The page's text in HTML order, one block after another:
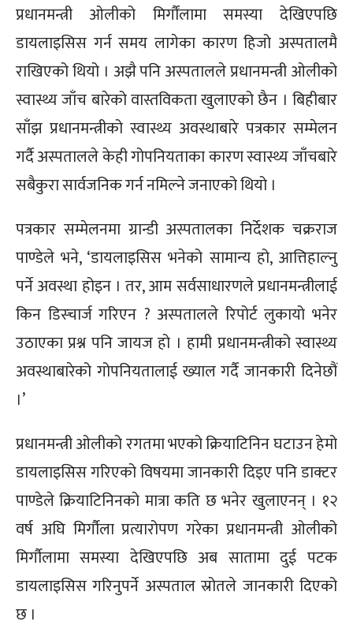
प्रधानमन्त्री ओलीको मिर्गौंलामा समस्या देखिएपछि
डायलाइसिस गर्न समय लागेका कारण हिजो अस्पतालमै
राखिएको थियो । अझै पनि अस्पतालले प्रधानमन्त्री ओलीको
स्वास्थ्य जाँच बारेको वास्तविकता खुलाएको छैन । बिहीबार
साँझ प्रधानमन्त्रीको स्वास्थ्य अवस्थाबारे पत्रकार सम्मेलन
गर्दै अस्पतालले केही गोपनियताका कारण स्वास्थ्य जाँचबारे
सबैकुरा सार्वजनिक गर्न नमिल्ने जनाएको थियो ।
पत्रकार सम्मेलनमा ग्रान्डी अस्पतालका निर्देशक चक्रराज
पाण्डेले भने, ‘डायलाइसिस भनेको सामान्य हो, आत्तिहाल्नु
पर्ने अवस्था होइन । तर, आम सर्वसाधारणले प्रधानमन्त्रीलाई
किन डिस्चार्ज गरिएन ? अस्पतालले रिपोर्ट लुकायो भनेर
उठाएका प्रश्न पनि जायज हो । हामी प्रधानमन्त्रीको स्वास्थ्य
अवस्थाबारेको गोपनियतालाई ख्याल गर्दै जानकारी दिनेछौं
।’
प्रधानमन्त्री ओलीको रगतमा भएको क्रियाटिनिन घटाउन हेमो
डायलाइसिस गरिएको विषयमा जानकारी दिइए पनि डाक्टर
पाण्डेले क्रियाटिनिनको मात्रा कति छ भनेर खुलाएनन् । १२
वर्ष अघि मिर्गौला प्रत्यारोपण गरेका प्रधानमन्त्री ओलीको
मिर्गौलामा समस्या देखिएपछि अब सातामा दुई पटक
डायलाइसिस गरिनुपर्ने अस्पताल स्रोतले जानकारी दिएको
छ ।